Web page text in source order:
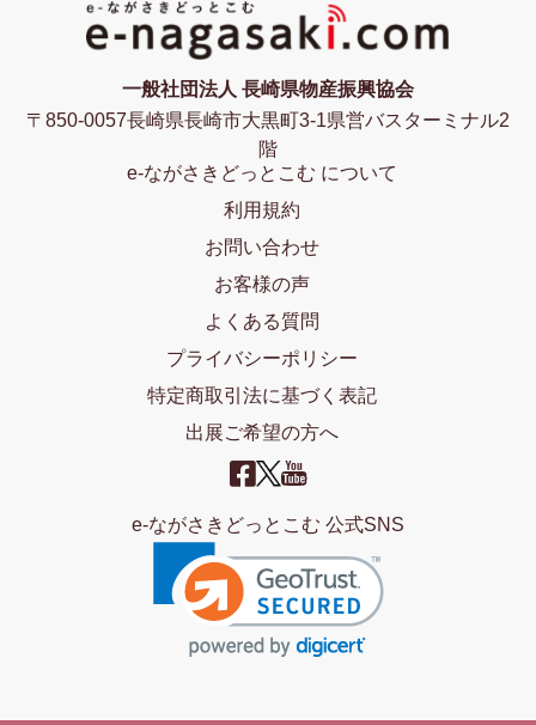
一般社団法人 長崎県物産振興協会
〒850-0057長崎県長崎市大黒町3-1県営バスターミナル2
階
e-ながさきどっとこむ について
利用規約
お問い合わせ
お客様の声
よくある質問
プライバシーポリシー
特定商取引法に基づく表記
出展ご希望の方へ
e-ながさきどっとこむ 公式SNS